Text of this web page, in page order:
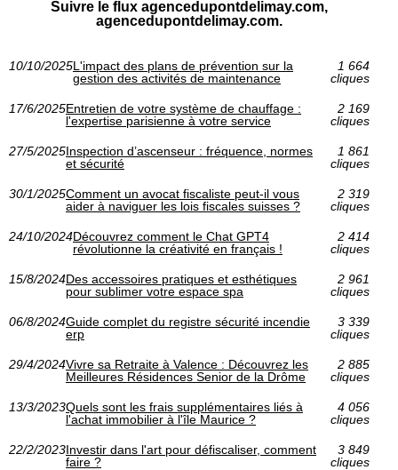
Suivre le flux agencedupontdelimay.com,
agencedupontdelimay.com.
10/10/2025L'impact des plans de prévention sur la
gestion des activités de maintenance
1 664
cliques
17/6/2025Entretien de votre système de chauffage :
l'expertise parisienne à votre service
2 169
cliques
27/5/2025Inspection d’ascenseur : fréquence, normes
et sécurité
1 861
cliques
30/1/2025Comment un avocat fiscaliste peut-il vous
aider à naviguer les lois fiscales suisses ?
2 319
cliques
24/10/2024Découvrez comment le Chat GPT4
révolutionne la créativité en français !
2 414
cliques
15/8/2024Des accessoires pratiques et esthétiques
pour sublimer votre espace spa
2 961
cliques
06/8/2024Guide complet du registre sécurité incendie
erp
3 339
cliques
29/4/2024Vivre sa Retraite à Valence : Découvrez les
Meilleures Résidences Senior de la Drôme
2 885
cliques
13/3/2023Quels sont les frais supplémentaires liés à
l'achat immobilier à l'île Maurice ?
4 056
cliques
22/2/2023Investir dans l'art pour défiscaliser, comment
faire ?
3 849
cliques